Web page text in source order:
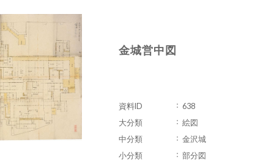
金城営中図
資料ID
638
大分類
絵図
中分類
金沢城
小分類
部分図